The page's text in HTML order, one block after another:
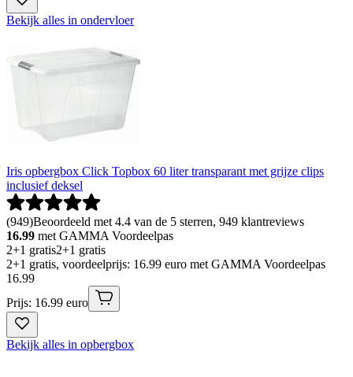
Bekijk alles in ondervloer
Iris opbergbox Click Topbox 60 liter transparant met grijze clips
inclusief deksel
(949)Beoordeeld met 4.4 van de 5 sterren, 949 klantreviews
16.99 met GAMMA Voordeelpas
2+1 gratis2+1 gratis
2+1 gratis, voordeelprijs: 16.99 euro met GAMMA Voordeelpas
16.99
Prijs: 16.99 euro
Bekijk alles in opbergbox